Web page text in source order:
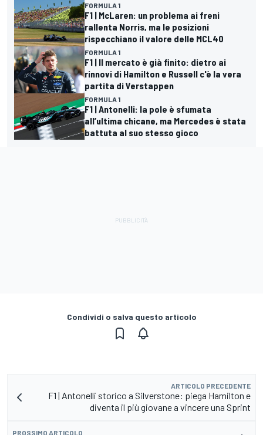
FORMULA 1
F1 | McLaren: un problema ai freni
rallenta Norris, ma le posizioni
rispecchiano il valore delle MCL40
FORMULA 1
F1 | Il mercato è già finito: dietro ai
rinnovi di Hamilton e Russell c'è la vera
partita di Verstappen
FORMULA 1
F1 | Antonelli: la pole è sfumata
all’ultima chicane, ma Mercedes è stata
battuta al suo stesso gioco
Condividi o salva questo articolo
ARTICOLO PRECEDENTE
F1 | Antonelli storico a Silverstone: piega Hamilton e
diventa il più giovane a vincere una Sprint
PROSSIMO ARTICOLO